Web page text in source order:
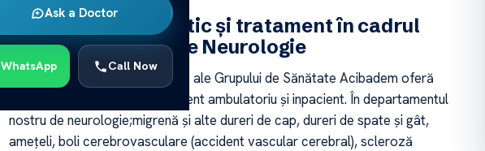
Ask a Doctor
WhatsApp Call Now
Servicii de diagnostic și tratament în cadrul
Departamentului de Neurologie
Departamentele de Neurologie ale Grupului de Sănătate Acibadem oferă
servicii de diagnostic și tratament ambulatoriu și inpacient. În departamentul
nostru de neurologie;migrenă și alte dureri de cap, dureri de spate și gât,
amețeli, boli cerebrovasculare (accident vascular cerebral), scleroză